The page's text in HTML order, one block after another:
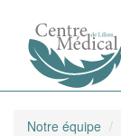
contenu
Notre équipe